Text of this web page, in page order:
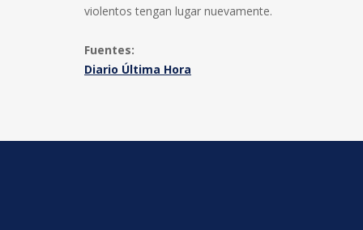
violentos tengan lugar nuevamente.
Fuentes:
Diario Última Hora